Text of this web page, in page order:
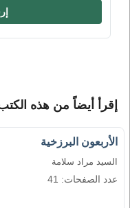
إقرأ أيضاً من هذه
الأربعون البرزخية
السيد مراد سلامة
عدد الصفحات: 41